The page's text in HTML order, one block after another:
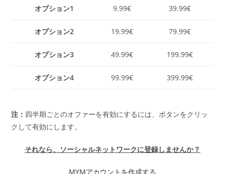
オプション1 9.99€ 39.99€
オプション2 19.99€ 79.99€
オプション3 49.99€ 199.99€
オプション4 99.99€ 399.99€
注： 四半期ごとのオファーを有効にするには、ボタンをクリッ
クして有効にします。
それなら、ソーシャルネットワークに登録しませんか？
MYMアカウントを作成する